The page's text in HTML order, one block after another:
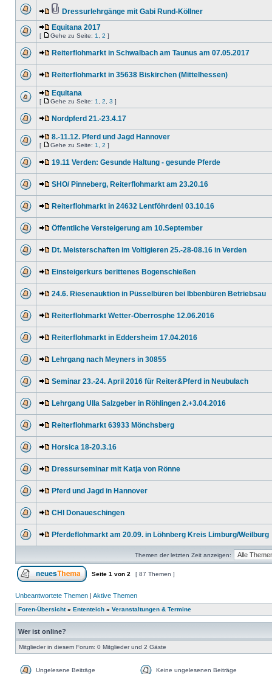
Dressurlehrgänge mit Gabi Rund-Köllner
Equitana 2017
[ Gehe zu Seite: 1 2 ]
Reiterflohmarkt in Schwalbach am Taunus am 07.05.2017
Reiterflohmarkt in 35638 Biskirchen (Mittelhessen)
Equitana
[ Gehe zu Seite: 1 2 3 ]
Nordpferd 21.-23.4.17
8.-11.12. Pferd und Jagd Hannover
[ Gehe zu Seite: 1 2 ]
19.11 Verden: Gesunde Haltung - gesunde Pferde
SHO/ Pinneberg, Reiterflohmarkt am 23.20.16
Reiterflohmarkt in 24632 Lentföhrden! 03.10.16
Öffentliche Versteigerung am 10.September
Dt. Meisterschaften im Voltigieren 25.-28-08.16 in Verden
Einsteigerkurs berittenes Bogenschießen
24.6. Riesenauktion in Püsselbüren bei Ibbenbüren Betriebsau
Reiterflohmarkt Wetter-Oberrosphe 12.06.2016
Reiterflohmarkt in Eddersheim 17.04.2016
Lehrgang nach Meyners in 30855
Seminar 23.-24. April 2016 für Reiter&Pferd in Neubulach
Lehrgang Ulla Salzgeber in Röhlingen 2.+3.04.2016
Reiterflohmarkt 63933 Mönchsberg
Horsica 18-20.3.16
Dressurseminar mit Katja von Rönne
Pferd und Jagd in Hannover
CHI Donaueschingen
Pferdeflohmarkt am 20.09. in Löhnberg Kreis Limburg/Weilburg
Themen der letzten Zeit anzeigen:
Seite 1 von 2 [ 87 Themen ]
Unbeantwortete Themen | Aktive Themen
Foren-Übersicht» Ententeich » Veranstaltungen & Termine
Wer ist online?
Mitglieder in diesem Forum: 0 Mitglieder und 2 Gäste
Ungelesene Beiträge Keine ungelesenen Beiträge